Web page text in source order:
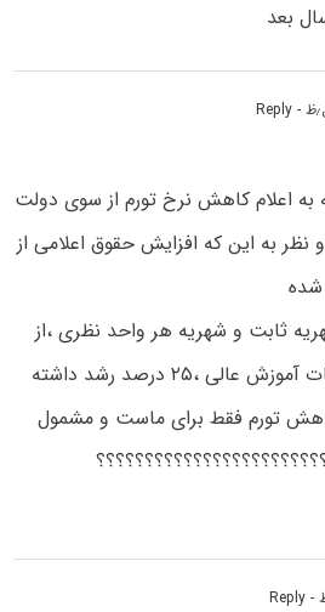
بعد
- Reply
به اعلام کاهش نرخ تورم از سوی دولت
به این که افزایش حقوق اعلامی از
ثابت و شهریه هر واحد نظری ،از
سوی دانشگاه ها و موسسات آموزش عالی ،۲۵ درصد رشد داشته
تورم فقط برای ماست و مشمول
- Reply